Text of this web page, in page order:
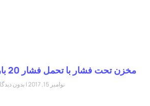
مخزن تحت فشار با تحمل فشار 20 بار
نوامبر 15, 2017 بدون دیدگاه